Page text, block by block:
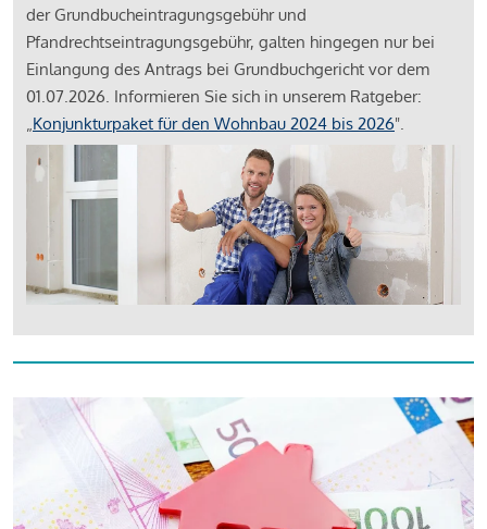
der Grundbucheintragungsgebühr und
Pfandrechtseintragungsgebühr, galten hingegen nur bei
Einlangung des Antrags bei Grundbuchgericht vor dem
01.07.2026. Informieren Sie sich in unserem Ratgeber:
„Konjunkturpaket für den Wohnbau 2024 bis 2026".